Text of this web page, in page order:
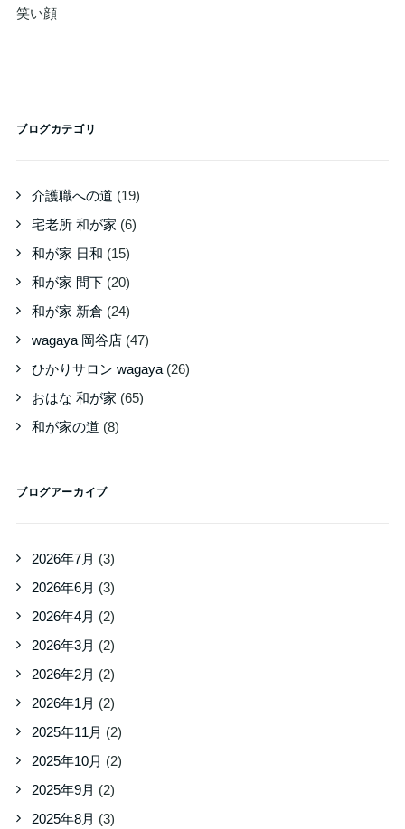
笑い顔
ブログカテゴリ
介護職への道 (19)
宅老所 和が家 (6)
和が家 日和 (15)
和が家 間下 (20)
和が家 新倉 (24)
wagaya 岡谷店 (47)
ひかりサロン wagaya (26)
おはな 和が家 (65)
和が家の道 (8)
ブログアーカイブ
2026年7月 (3)
2026年6月 (3)
2026年4月 (2)
2026年3月 (2)
2026年2月 (2)
2026年1月 (2)
2025年11月 (2)
2025年10月 (2)
2025年9月 (2)
2025年8月 (3)